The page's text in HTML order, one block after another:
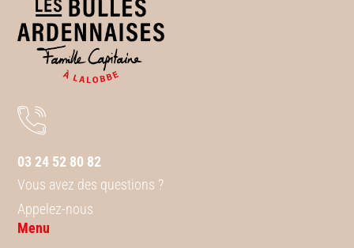
03 24 52 80 82
Vous avez des questions ?
Appelez-nous
Menu